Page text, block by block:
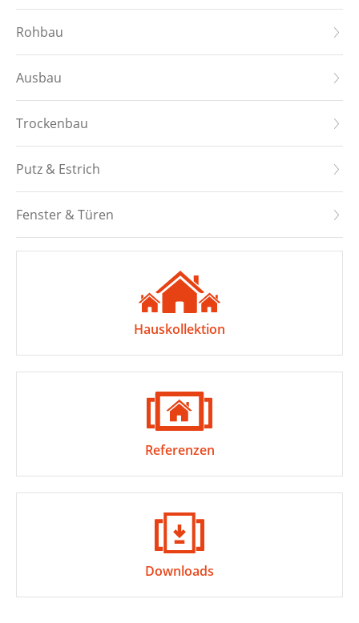
Rohbau
Ausbau
Trockenbau
Putz & Estrich
Fenster & Türen
Hauskollektion
Referenzen
Downloads